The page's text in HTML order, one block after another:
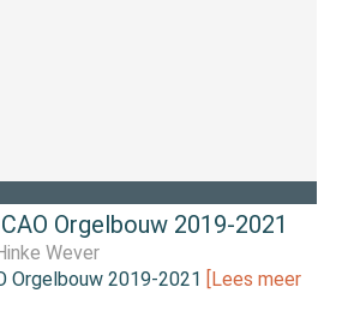
Orgelbouw 2019-2021
Wever
Orgelbouw 2019-2021 [Lees meer